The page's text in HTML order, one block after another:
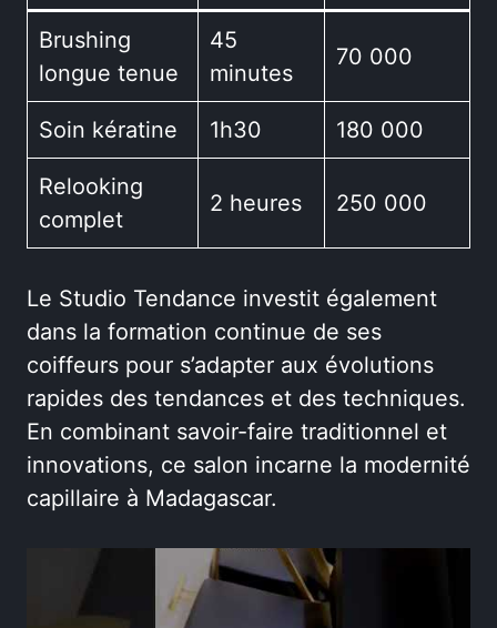
Brushing
longue tenue
45
minutes
70 000
Soin kératine 1h30 180 000
Relooking
complet
2 heures 250 000
Le Studio Tendance investit également
dans la formation continue de ses
coiffeurs pour s’adapter aux évolutions
rapides des tendances et des techniques.
En combinant savoir-faire traditionnel et
innovations, ce salon incarne la modernité
capillaire à Madagascar.